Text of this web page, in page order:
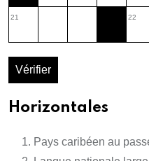
21 22
Vérifier
Horizontales
Pays caribéen au